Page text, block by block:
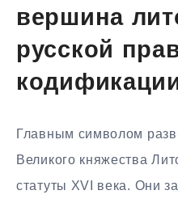
вершина
русской
Главным символом
Великого княжества
статуты XVI века. Они